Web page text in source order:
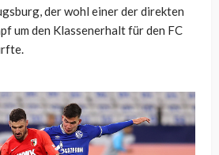
der wohl einer der direkten
um den Klassenerhalt für den FC